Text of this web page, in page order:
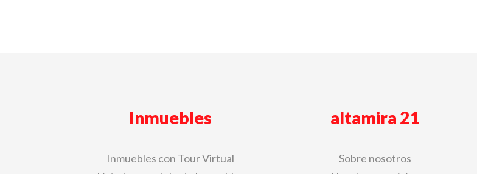
Inmuebles
Inmuebles con Tour Virtual
altamira 21
Sobre nosotros